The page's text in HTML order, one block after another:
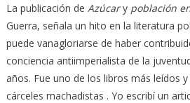
La publicación de Azúcary población
Guerra, señala un hito en la literatura
puede vanagloriarse de haber
conciencia antiimperialista de la
años. Fue uno de los libros más leídos
cárceles machadistas . Yo escribí un